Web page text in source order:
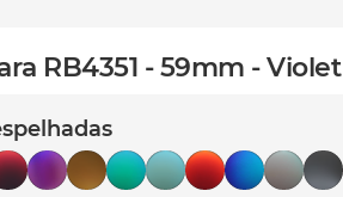
RB4351 - 59mm - Violet